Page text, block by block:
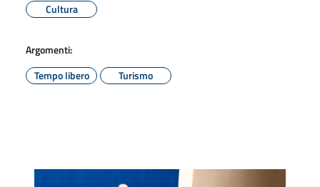
Cultura
Argomenti:
Tempo libero
Turismo